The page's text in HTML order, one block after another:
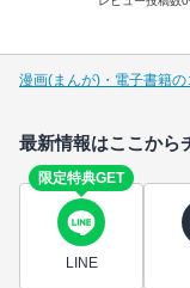
漫画(まんが)・電子書籍
最新情報はここから
限定特典GET
LINE